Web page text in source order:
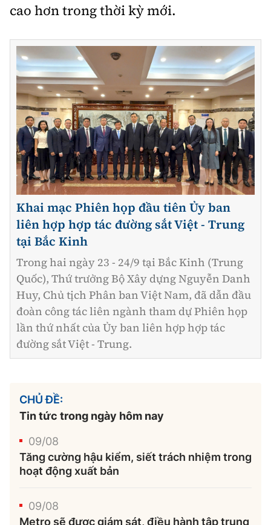
cao hơn trong thời kỳ mới.
Khai mạc Phiên họp đầu tiên Ủy ban
liên hợp hợp tác đường sắt Việt - Trung
tại Bắc Kinh
Trong hai ngày 23 - 24/9 tại Bắc Kinh (Trung
Quốc), Thứ trưởng Bộ Xây dựng Nguyễn Danh
Huy, Chủ tịch Phân ban Việt Nam, đã dẫn đầu
đoàn công tác liên ngành tham dự Phiên họp
lần thứ nhất của Ủy ban liên hợp hợp tác
đường sắt Việt - Trung.
CHỦ ĐỀ:
Tin tức trong ngày hôm nay
09/08
Tăng cường hậu kiểm, siết trách nhiệm trong
hoạt động xuất bản
09/08
Metro sẽ được giám sát, điều hành tập trung